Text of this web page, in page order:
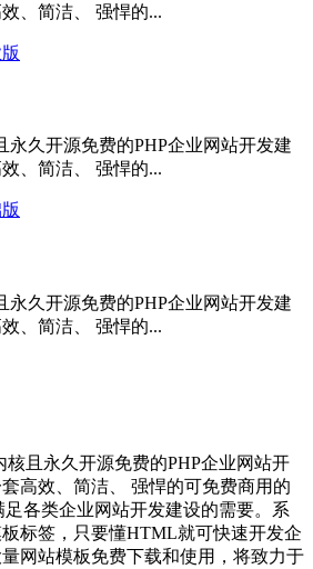
、简洁、 强悍的...
永久开源免费的PHP企业网站开发建
、简洁、 强悍的...
永久开源免费的PHP企业网站开发建
、简洁、 强悍的...
核且永久开源免费的PHP企业网站开
高效、简洁、 强悍的可免费商用的
足各类企业网站开发建设的需要。系
标签，只要懂HTML就可快速开发企
网站模板免费下载和使用，将致力于